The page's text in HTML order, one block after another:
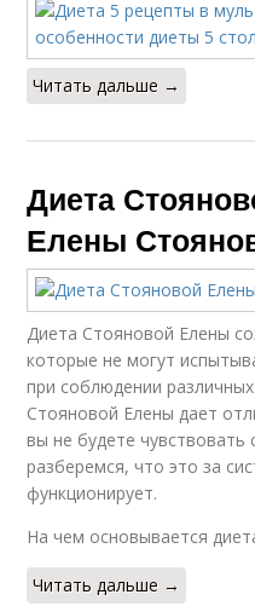
Читать дальше →
Диета
Елены
Диета Стояновой Елены
которые не могут
при соблюдении
Стояновой Елены дает
вы не будете
разберемся, что это за
функционирует.
На чем основывается
Читать дальше →